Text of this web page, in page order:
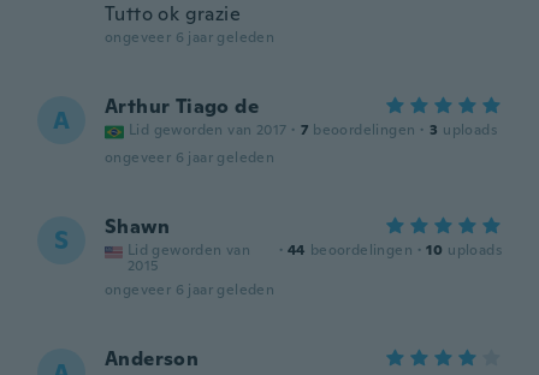
Tutto ok grazie
ongeveer 6 jaar geleden
A Arthur Tiago de
Lid geworden van 2017 · 7 beoordelingen · 3 uploads
ongeveer 6 jaar geleden
S Shawn
Lid geworden van
2015
· 44 beoordelingen · 10 uploads
ongeveer 6 jaar geleden
Anderson